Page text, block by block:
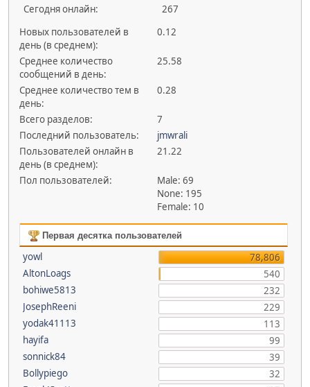
Сегодня онлайн:
267
Новых пользователей в
день (в среднем):
0.12
Среднее количество
сообщений в день:
25.58
Среднее количество тем в
день:
0.28
Всего разделов:
7
Последний пользователь:
jmwrali
Пользователей онлайн в
день (в среднем):
21.22
Пол пользователей:
Male: 69
None: 195
Female: 10
Первая десятка пользователей
yowl
78,806
AltonLoags
540
bohiwe5813
232
JosephReeni
229
yodak41113
113
hayifa
99
sonnick84
39
Bollypiego
32